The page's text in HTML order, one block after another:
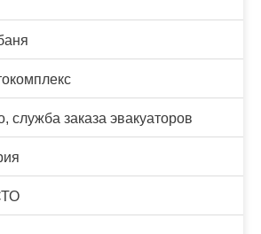
служба заказа эвакуаторов